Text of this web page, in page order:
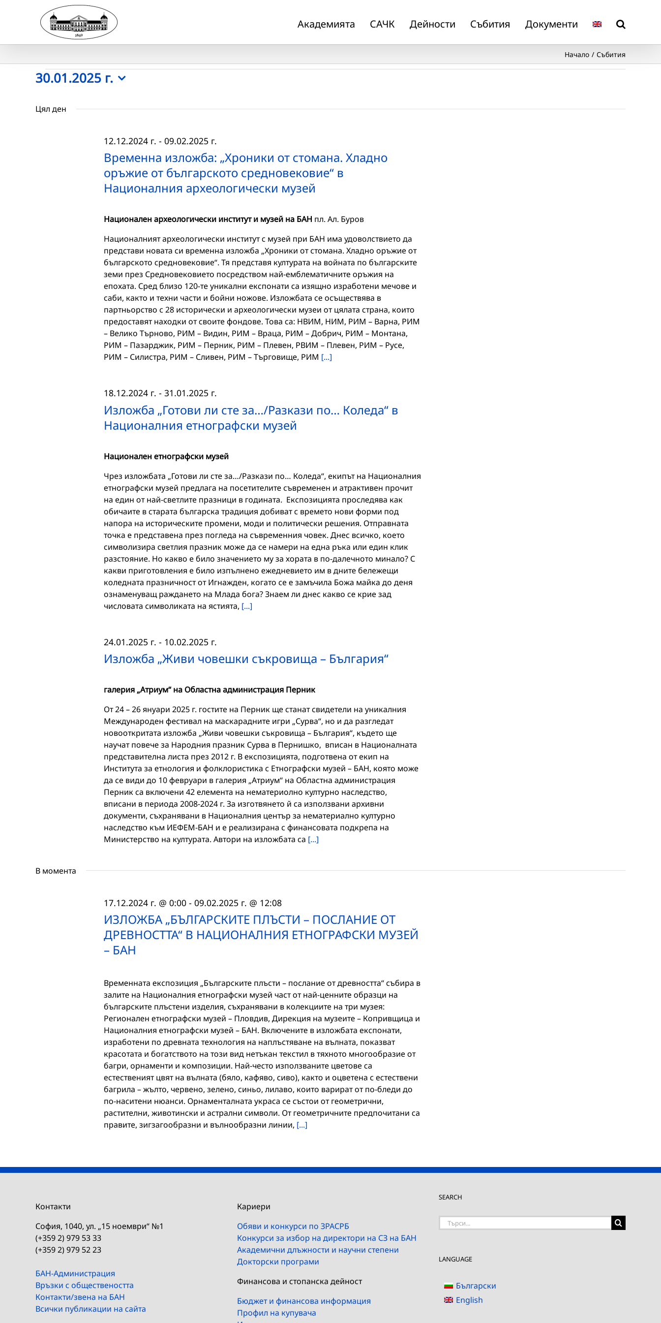
Академията САЧК Дейности Събития Документи
Начало Събития
Събития
for
30.01.2025 г.
date.
Цял ден
Временна изложба: „Хроники от стомана. Хладно
оръжие от българското средновековие“ в
Националния археологически музей
12.12.2024 г. - 09.02.2025 г.
Национален археологически институт и музей на БАН пл. Ал. Буров
Националният археологически институт с музей при БАН има удоволствието да
представи новата си временна изложба „Хроники от стомана. Хладно оръжие от
българското средновековие“. Тя представя културата на войната по българските
земи през Средновековието посредством най-емблематичните оръжия на
епохата. Сред близо 120-те уникални експонати са изящно изработени мечове и
саби, както и техни части и бойни ножове. Изложбата се осъществява в
партньорство с 28 исторически и археологически музеи от цялата страна, които
предоставят находки от своите фондове. Това са: НВИМ, НИМ, РИМ – Варна, РИМ
– Велико Търново, РИМ – Видин, РИМ – Враца, РИМ – Добрич, РИМ – Монтана,
РИМ – Пазарджик, РИМ – Перник, РИМ – Плевен, РВИМ – Плевен, РИМ – Русе,
РИМ – Силистра, РИМ – Сливен, РИМ – Търговище, РИМ [...]
Изложба „Готови ли сте за…/Разкази по… Коледа“ в
Националния етнографски музей
18.12.2024 г. - 31.01.2025 г.
Национален етнографски музей
Чрез изложбата „Готови ли сте за…/Разкази по… Коледа“, екипът на Националния
етнографски музей предлага на посетителите съвременен и атрактивен прочит
на един от най-светлите празници в годината. Експозицията проследява как
обичаите в старата българска традиция добиват с времето нови форми под
напора на историческите промени, моди и политически решения. Отправната
точка е представена през погледа на съвременния човек. Днес всичко, което
символизира светлия празник може да се намери на една ръка или един клик
разстояние. Но какво е било значението му за хората в по-далечното минало? С
какви приготовления е било изпълнено ежедневието им в дните бележещи
коледната празничност от Игнажден, когато се е замъчила Божа майка до деня
ознаменуващ раждането на Млада бога? Знаем ли днес какво се крие зад
числовата символиката на ястията, [...]
Изложба „Живи човешки съкровища – България“
24.01.2025 г. - 10.02.2025 г.
галерия „Атриум“ на Областна администрация Перник
От 24 – 26 януари 2025 г. гостите на Перник ще станат свидетели на уникалния
Международен фестивал на маскарадните игри „Сурва“, но и да разгледат
новооткритата изложба „Живи човешки съкровища – България“, където ще
научат повече за Народния празник Сурва в Пернишко, вписан в Националната
представителна листа през 2012 г. В експозицията, подготвена от екип на
Института за етнология и фолклористика с Етнографски музей – БАН, която може
да се види до 10 февруари в галерия „Атриум“ на Областна администрация
Перник са включени 42 елемента на нематериолно културно наследство,
вписани в периода 2008-2024 г. За изготвянето й са използвани архивни
документи, съхранявани в Националния център за нематериално културно
наследство към ИЕФЕМ-БАН и е реализирана с финансовата подкрепа на
Министерство на културата. Автори на изложбата са [...]
В момента
ИЗЛОЖБА „БЪЛГАРСКИТЕ ПЛЪСТИ – ПОСЛАНИЕ ОТ
ДРЕВНОСТТА“ В НАЦИОНАЛНИЯ ЕТНОГРАФСКИ МУЗЕЙ
– БАН
17.12.2024 г. @ 0:00- 09.02.2025 г. @ 12:08
Временната експозиция „Българските плъсти – послание от древността“ събира в
залите на Националния етнографски музей част от най-ценните образци на
българските плъстени изделия, съхранявани в колекциите на три музея:
Регионален етнографски музей – Пловдив, Дирекция на музеите – Копривщица и
Националния етнографски музей – БАН. Включените в изложбата експонати,
изработени по древната технология на наплъстяване на вълната, показват
красотата и богатството на този вид нетъкан текстил в тяхното многообразие от
багри, орнаменти и композиции. Най-често използваните цветове са
естественият цвят на вълната (бяло, кафяво, сиво), както и оцветена с естествени
багрила – жълто, червено, зелено, синьо, лилаво, които варират от по-бледи до
по-наситени нюанси. Орнаменталната украса се състои от геометрични,
растителни, животински и астрални символи. От геометричните предпочитани са
правите, зигзагообразни и вълнообразни линии, [...]
Контакти
София, 1040, ул. „15 ноември“ №1
(+359 2) 979 53 33
(+359 2) 979 52 23
БАН-Администрация
Връзки с обществеността
Контакти/звена на БАН
Всички публикации на сайта
Кариери
Обяви и конкурси по ЗРАСРБ
Конкурси за избор на директори на СЗ на БАН
Академични длъжности и научни степени
Докторски програми
Финансова и стопанска дейност
Бюджет и финансова информация
Профил на купувача
SEARCH
Търсене
LANGUAGE
Български
English